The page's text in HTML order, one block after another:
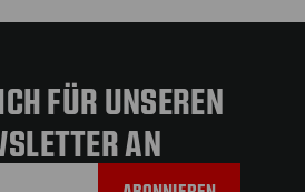
FÜR UNSEREN
AN